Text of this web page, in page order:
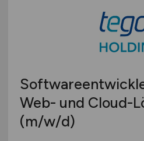
Web- und Cloud-
(m/w/d)